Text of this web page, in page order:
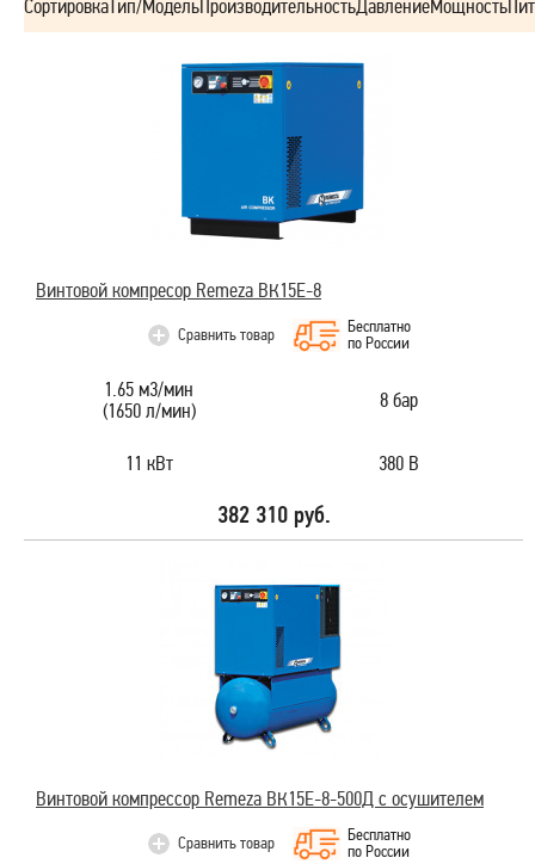
Сортировка Тип/Модель ПроизводительностьДавлениеМощность
Винтовой компресор Remeza ВК15E-8
Сравнить товар
Бесплатно
по России
1.65 м3/мин
(1650 л/мин)
8 бар
11 кВт 380 В
382 310 руб.
Винтовой компрессор Remeza ВК15E-8-500Д с осушителем
Сравнить товар
Бесплатно
по России